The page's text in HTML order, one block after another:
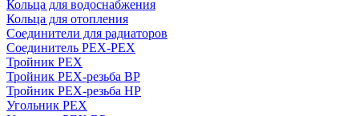
Кольца для водоснабжения
Кольца для отопления
Соединители для радиаторов
Соединитель PEX-PEX
Тройник PEX
Тройник PEX-резьба ВР
Тройник PEX-резьба НР
Угольник PEX